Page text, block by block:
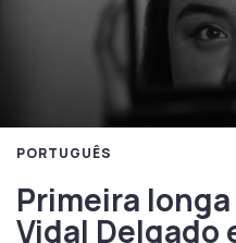
PORTUGUÊS
Primeira
Vidal Delgado